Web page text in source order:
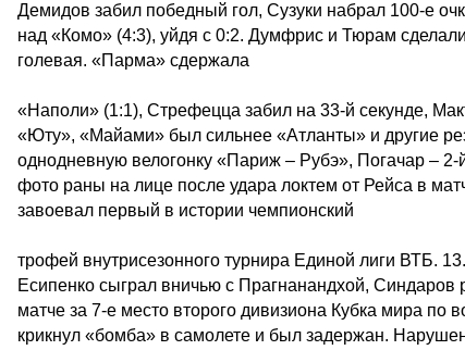
Демидов забил победный гол, Сузуки набрал 100-е
над «Комо» (4:3), уйдя с 0:2. Думфрис и Тюрам
голевая. «Парма» сдержала
«Наполи» (1:1), Стрефецца забил на 33-й секунде,
«Юту», «Майами» был сильнее «Атланты» и другие
однодневную велогонку «Париж – Рубэ», Погачар –
фото раны на лице после удара локтем от Рейса в
завоевал первый в истории чемпионский
трофей внутрисезонного турнира Единой лиги ВТБ.
Есипенко сыграл вничью с Прагнанандхой,
матче за 7-е место второго дивизиона Кубка мира
крикнул «бомба» в самолете и был задержан.